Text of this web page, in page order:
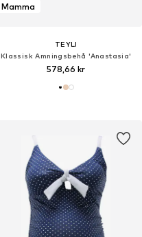
Mamma
TEYLI
Klassisk Amningsbehå 'Anastasia'
578,66 kr